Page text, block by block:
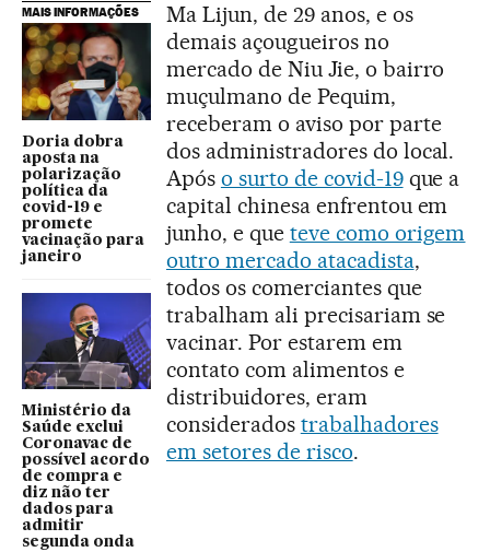
MAIS INFORMAÇÕES
Doria dobra
aposta na
polarização
política da
covid-19 e
promete
vacinação para
janeiro
Ministério da
Saúde exclui
Coronavac de
possível acordo
de compra e
diz não ter
dados para
admitir
segunda onda
Ma Lijun, de 29 anos, e os
demais açougueiros no
mercado de Niu Jie, o bairro
muçulmano de Pequim,
receberam o aviso por parte
dos administradores do local.
Após o surto de covid-19que a
capital chinesa enfrentou em
junho, e que teve como origem
outro mercado atacadista,
todos os comerciantes que
trabalham ali precisariam se
vacinar. Por estarem em
contato com alimentos e
distribuidores, eram
considerados trabalhadores
em setores de risco.